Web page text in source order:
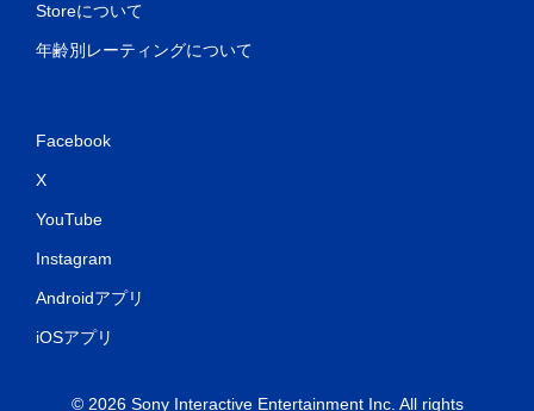
Storeについて
年齢別レーティングについて
Facebook
X
YouTube
Instagram
Androidアプリ
iOSアプリ
© 2026 Sony Interactive Entertainment Inc. All rights